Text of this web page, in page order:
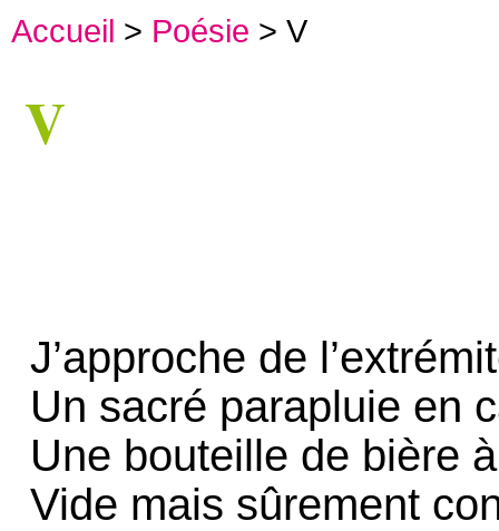
Accueil > Poésie > V
V
J’approche de
Un sacré parapluie en
Une bouteille de bière
Vide mais sûrement